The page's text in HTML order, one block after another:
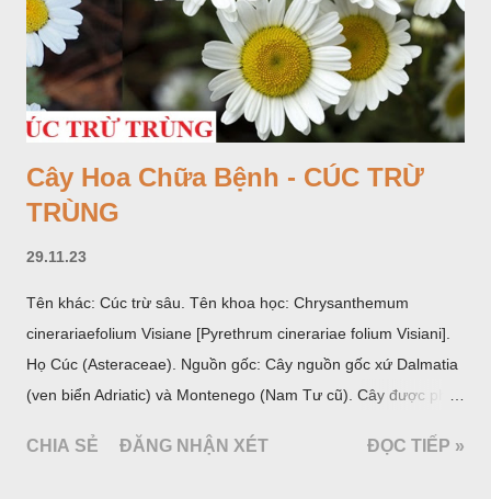
Cây Hoa Chữa Bệnh - CÚC TRỪ
TRÙNG
29.11.23
Tên khác: Cúc trừ sâu. Tên khoa học: Chrysanthemum
cinerariaefolium Visiane [Pyrethrum cinerariae folium Visiani].
Họ Cúc (Asteraceae). Nguồn gốc: Cây nguồn gốc xứ Dalmatia
(ven biển Adriatic) và Montenego (Nam Tư cũ). Cây được phân
trồng để khai thác: Pháp, Nga, Đức, Nam Tư (cũ), sau lan
CHIA SẺ ĐĂNG NHẬN XÉT ĐỌC TIẾP »